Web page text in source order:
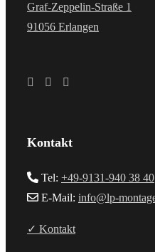
Graf-Zeppelin-Straße 1
91056 Erlangen
Kontakt
Tel: +49-9131-940 38 40
E-Mail: info@lp-
✓ Kontakt